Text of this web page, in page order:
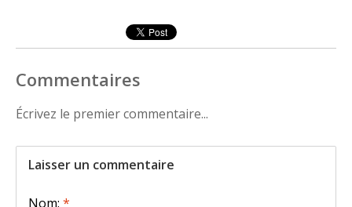
Commentaires
Écrivez le premier commentaire...
Laisser un commentaire
Nom: *